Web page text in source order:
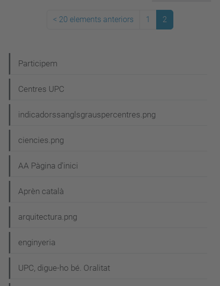
< 20 elements anteriors 1 2
a
v
g
a
i
ó
Participem
Centres UPC
indicadorssanglsgrauspercentres.png
ciencies.png
AA Pàgina d'inici
Aprèn català
arquitectura.png
enginyeria
UPC, digue-ho bé. Oralitat